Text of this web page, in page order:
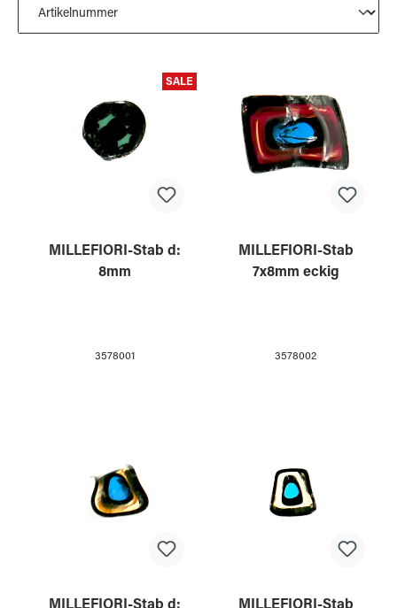
SALE
MILLEFIORI-Stab d:
8mm
3578001
MILLEFIORI-Stab
7x8mm eckig
3578002